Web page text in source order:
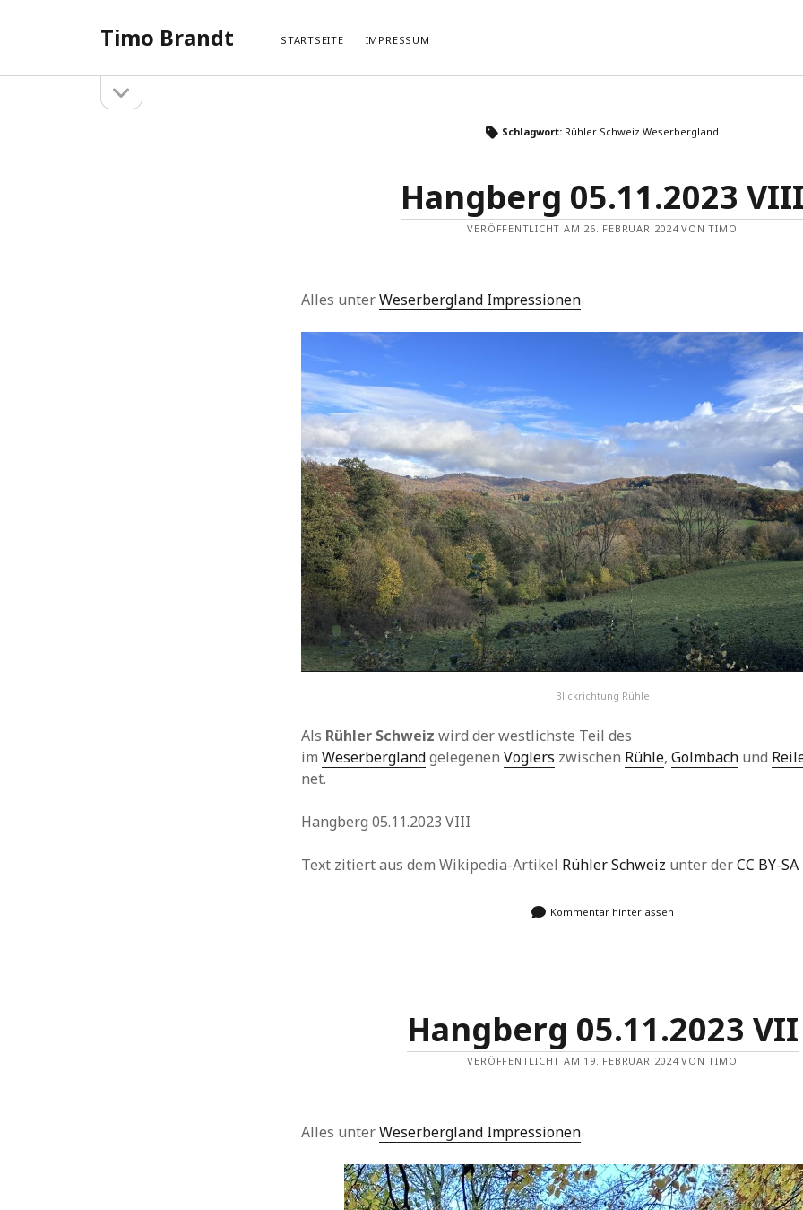
Timo Brandt STARTSEITE IMPRESSUM
Seitenleisteöffnen
Neueste Beiträge
Hehlen – Sandfeld 04.09.2023 VI
Hangberg 05.11.2023 VII
Es sind keine Kommentare
SHARING
Schlagwort: Rühler Schweiz Weserbergland
Hangberg 05.11.2023
VERÖFFENTLICHT AM 26. FEBRUAR 2024 VON TIMO
Alles unterWeserbergland Impressionen
Blickrichtung Rühle
Als Rühler Schweiz wird der westlichste Teil des
imWeserberglandgelegenenVoglers zwischen Rühle,Golmbach und
net.
Hangberg 05.11.2023 VIII
Text zitiert aus dem Wikipedia-Artikel Rühler Schweiz unter derCC BY-SA
Kommentar hinterlassen
Hangberg 05.11.2023 VII
VERÖFFENTLICHT AM 19. FEBRUAR 2024 VON TIMO
Alles unterWeserbergland Impressionen